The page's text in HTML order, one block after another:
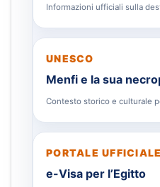
Informazioni ufficiali sulla
UNESCO
Menfi e la sua
Contesto storico e culturale
PORTALE UFFICIALE
e-Visa per l’Egitto